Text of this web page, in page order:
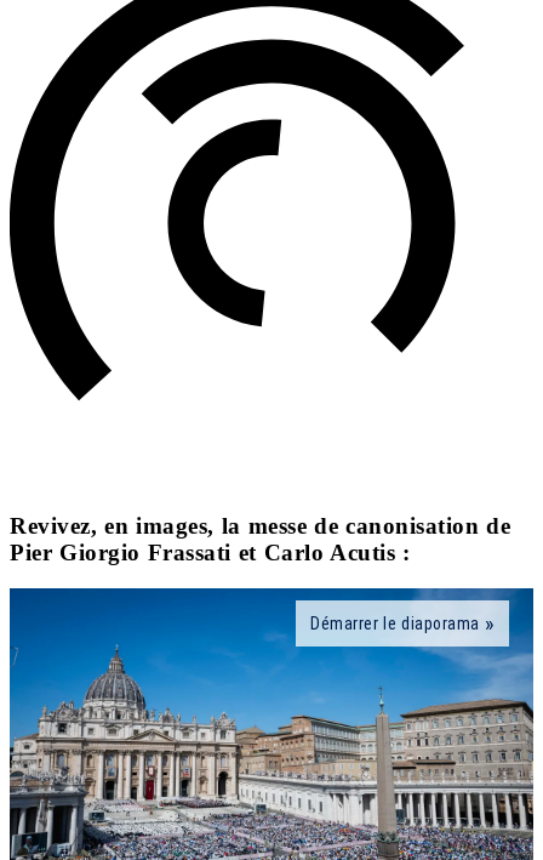
Revivez, en images, la messe de canonisation de
Pier Giorgio Frassati et Carlo Acutis :
Démarrer le diaporama